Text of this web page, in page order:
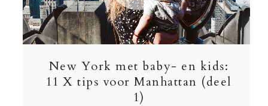
New York met baby- en kids:
11 X tips voor Manhattan (deel
1)